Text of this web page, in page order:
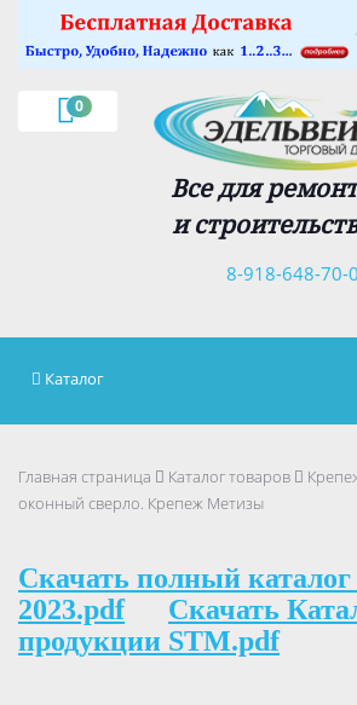
0
Все для
и
8-918-648-70-
Каталог
Главная страница Каталог товаров
оконный сверло. Крепеж Метизы
Скачать полный
2023.pdf
Скачать
продукции STM.pdf